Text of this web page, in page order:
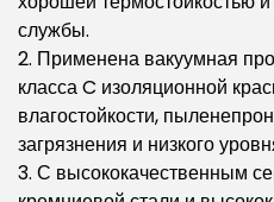
службы.
2. Применена вакуумная
класса C изоляционной
влагостойкости,
загрязнения и низкого
3. С высококачественным